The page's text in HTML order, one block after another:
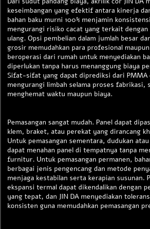
keseimbangan yang efektif antara kinerja
bahan baku murni 100% menjamin
mengurangi risiko cacat yang terkait dengan
ulang. Opsi pembelian dalam jumlah besar
grosir memudahkan para profesional
beroperasi dari rumah untuk menyediakan
diperlukan tanpa harus menanggung biaya
Sifat-sifat yang dapat diprediksi dari PMMA
mengurangi limbah selama proses fabrikasi,
menghemat waktu maupun biaya.
Pemasangan sangat mudah. Panel dapat
klem, braket, atau perekat yang dirancang
Untuk pemasangan sementara, dudukan
dapat menahan panel di tempatnya tanpa
furnitur. Untuk pemasangan permanen,
berbagai jenis pengencang dan metode
menjaga kestabilan serta kerapian susunan.
ekspansi termal dapat dikendalikan dengan
yang tepat, dan JIN DA menyediakan
konsisten guna memudahkan pemasangan